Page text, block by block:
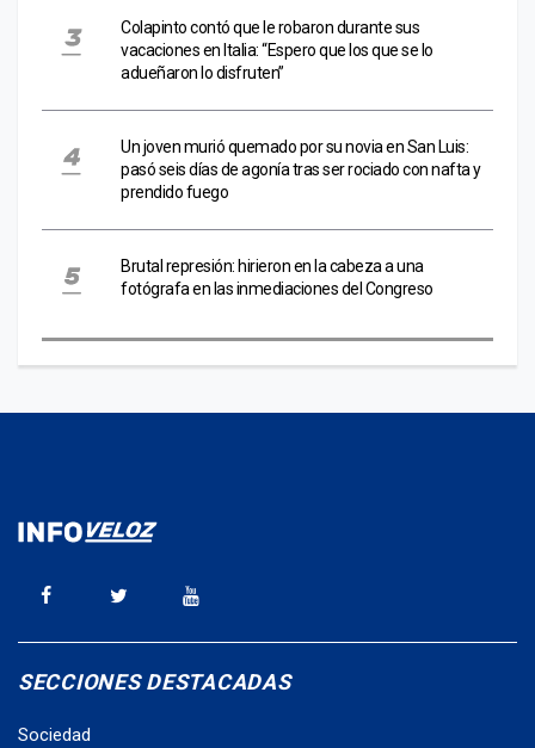
Colapinto contó que le robaron durante sus
vacaciones en Italia: “Espero que los que se lo
adueñaron lo disfruten”
Un joven murió quemado por su novia en San Luis:
pasó seis días de agonía tras ser rociado con nafta y
prendido fuego
Brutal represión: hirieron en la cabeza a una
fotógrafa en las inmediaciones del Congreso
SECCIONES DESTACADAS
Sociedad